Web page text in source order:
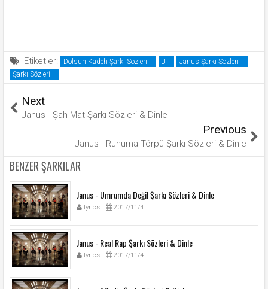
Etiketler: Dolsun Kadeh Şarkı Sözleri J
Janus Şarkı Sözleri
Şarkı Sözleri
Next
Janus - Şah Mat Şarkı Sözleri & Dinle
Previous
Janus - Ruhuma Törpü Şarkı Sözleri & Dinle
BENZER ŞARKILAR
Janus - Umrumda Değil Şarkı Sözleri & Dinle
lyrics 2017/11/4
Janus - Real Rap Şarkı Sözleri & Dinle
lyrics 2017/11/4